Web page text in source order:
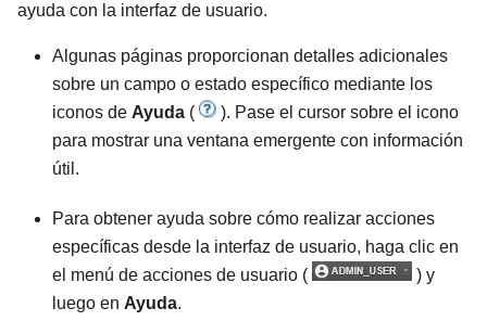
ayuda con la interfaz de usuario.
Algunas páginas proporcionan detalles adicionales
sobre un campo o estado específico mediante los
iconos de Ayuda (
). Pase el cursor sobre el icono
para mostrar una ventana emergente con información
útil.
Para obtener ayuda sobre cómo realizar acciones
específicas desde la interfaz de usuario, haga clic en
el menú de acciones de usuario (
) y
luego en Ayuda.